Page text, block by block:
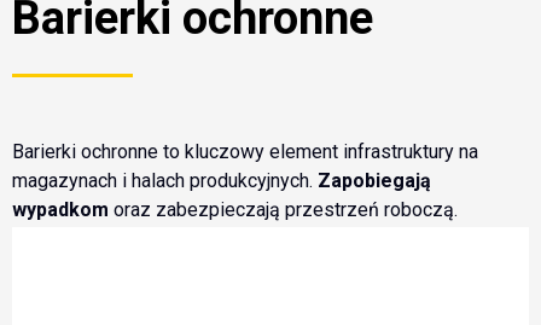
Barierki ochronne
Barierki ochronne to kluczowy element infrastruktury na
magazynach i halach produkcyjnych. Zapobiegają
wypadkom oraz zabezpieczają przestrzeń roboczą.